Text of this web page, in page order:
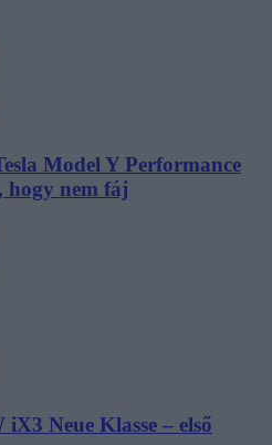
Model Y Performance
hogy nem fáj
Neue Klasse – első